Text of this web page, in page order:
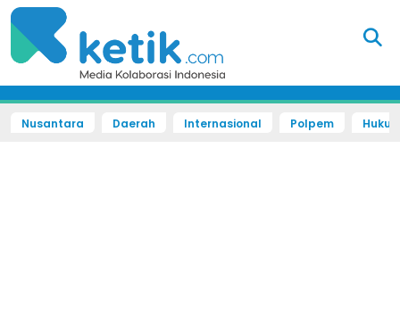
Nusantara Daerah Internasional Polpem